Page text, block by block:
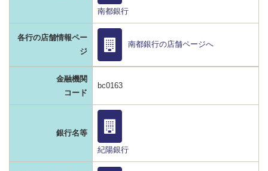
南都銀行
各行の店舗情報ペー
ジ
南都銀行の店舗ページへ
金融機関
コード
bc0163
銀行名等
紀陽銀行